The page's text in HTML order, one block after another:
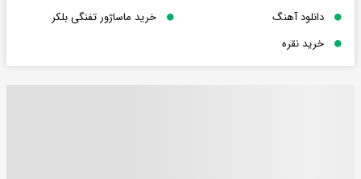
دانلود آهنگ
خرید ماساژور تفنگی بلکر
خرید نقره